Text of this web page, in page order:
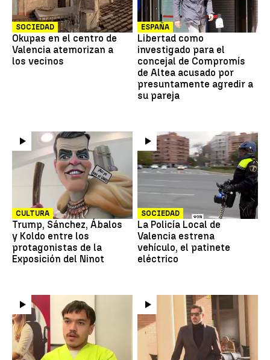
SOCIEDAD
Okupas en el centro de
Valencia atemorizan a
los vecinos
ESPAÑA
Libertad como
investigado para el
concejal de Compromís
de Altea acusado por
presuntamente agredir a
su pareja
CULTURA
Trump, Sánchez, Ábalos
y Koldo entre los
protagonistas de la
Exposición del Ninot
SOCIEDAD
La Policía Local de
Valencia estrena
vehículo, el patinete
eléctrico